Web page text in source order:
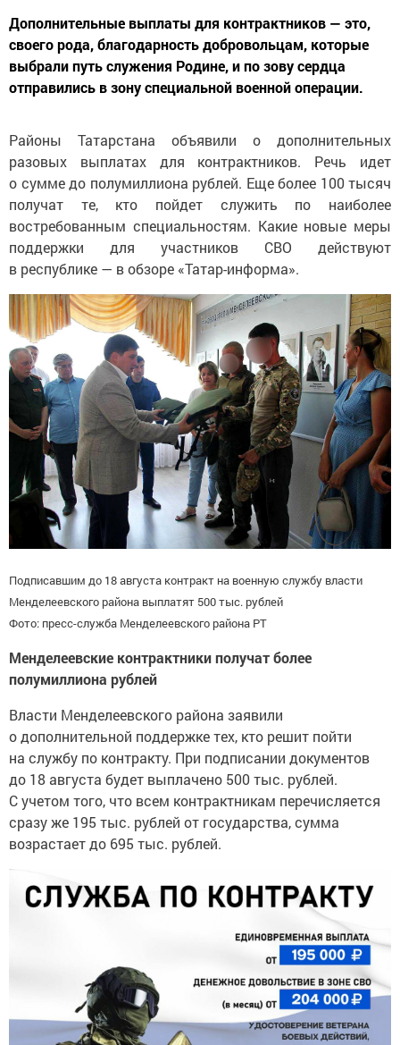
своего рода, благодарность добровольцам, которые
выбрали путь служения Родине, и по зову сердца
отправились в зону специальной военной операции.
разовых выплатах для контрактников. Речь идет
о сумме до полумиллиона рублей. Еще более 100 тысяч
получат те, кто пойдет служить по наиболее
востребованным специальностям. Какие новые меры
поддержки для участников СВО действуют
в республике — в обзоре «Татар-информа».
Менделеевского района выплатят 500 тыс. рублей
Фото: пресс-служба Менделеевского района РТ
полумиллиона рублей
о дополнительной поддержке тех, кто решит пойти
на службу по контракту. При подписании документов
до 18 августа будет выплачено 500 тыс. рублей.
С учетом того, что всем контрактникам перечисляется
сразу же 195 тыс. рублей от государства, сумма
возрастает до 695 тыс. рублей.